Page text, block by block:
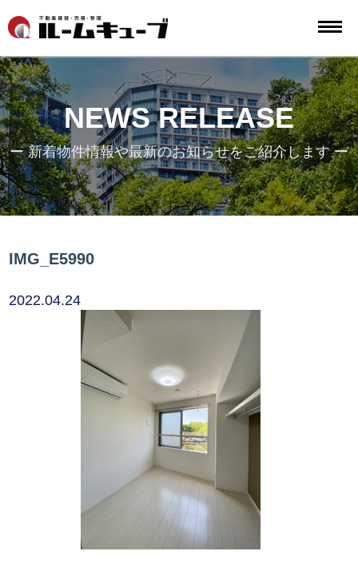
NEWS RELEASE
ー 新着物件情報や最新のお知らせをご紹介します ー
IMG_E5990
2022.04.24